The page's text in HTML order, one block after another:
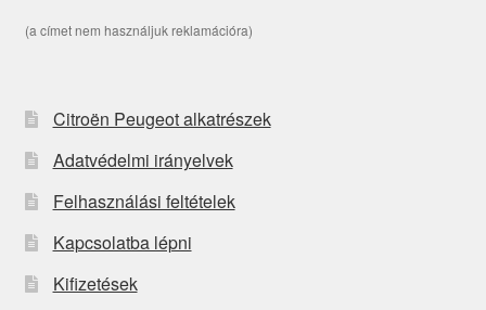
(a címet nem használjuk reklamációra)
Citroën Peugeot alkatrészek
Adatvédelmi irányelvek
Felhasználási feltételek
Kapcsolatba lépni
Kifizetések